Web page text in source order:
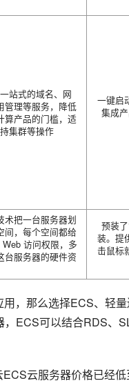
站式的域名、网
管理等服务，降低
算产品的门槛，适
集群等操作
一键启
集成
术把一台服务器划
间，每个空间都给
访问权限，多
台服务器的硬件资
预装
装。提
击鼠标
，那么选择ECS、轻
ECS可以结合RDS、
云服务器价格已经